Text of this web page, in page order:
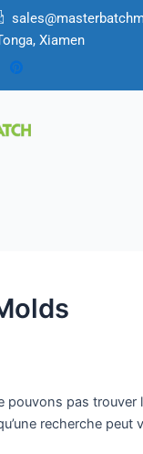
Xiamen
pouvons pas trouver
recherche peut